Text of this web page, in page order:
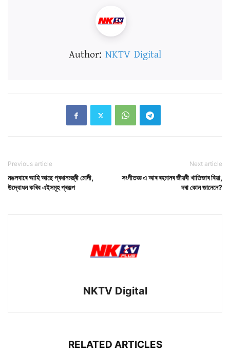
Author: NKTV Digital
Previous article
মঙলবাৰে আহি আছে প্ৰধানমন্ত্ৰী মোদী,
উদ্বোধন কৰিব এইসমূহ প্ৰকল্প
Next article
সংগীতজ্ঞ এ আৰ ৰহমানৰ জীয়ৰী খাতিজাৰ বিয়া,
দৰা কোন জানেনে?
NKTV Digital
RELATED ARTICLES